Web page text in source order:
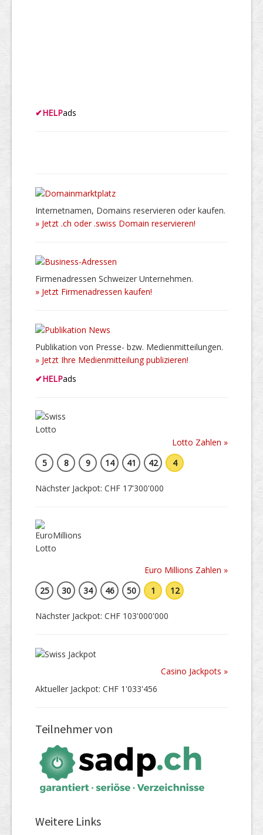
✔HELPads
Internetnamen, Domains reservieren oder kaufen.
» Jetzt .ch oder .swiss Domain reservieren!
Firmenadressen Schweizer Unternehmen.
» Jetzt Firmenadressen kaufen!
Publikation von Presse- bzw. Medienmitteilungen.
» Jetzt Ihre Medienmitteilung publizieren!
✔HELPads
Lotto Zahlen »
5
8 9 14 41 42 4
Nächster Jackpot: CHF 17'300'000
Euro Millions Zahlen »
25
30 34 46 50 1 12
Nächster Jackpot: CHF 103'000'000
Casino Jackpots »
Aktueller Jackpot: CHF 1'033'456
Teilnehmer von
Weitere Links